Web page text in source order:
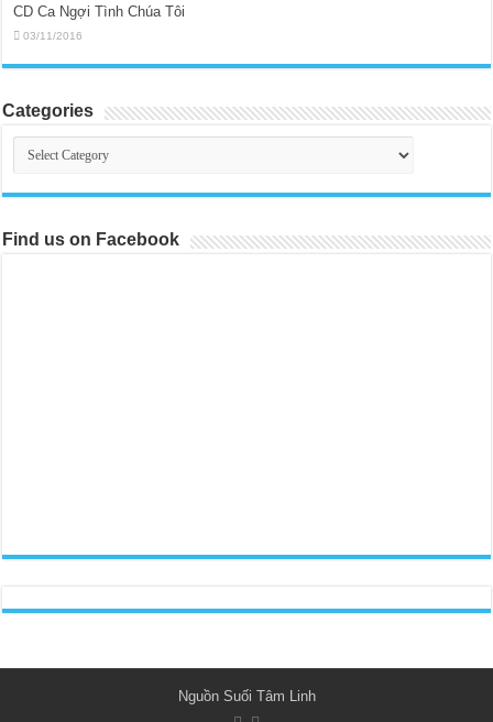
CD Ca Ngợi Tình Chúa Tôi
03/11/2016
Categories
Categories
Find us on Facebook
Nguồn Suối Tâm Linh